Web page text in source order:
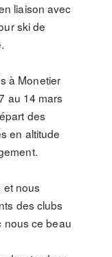
liaison avec
ski de
à Monetier
au 14 mars
des
en altitude
et nous
des clubs
nous ce beau